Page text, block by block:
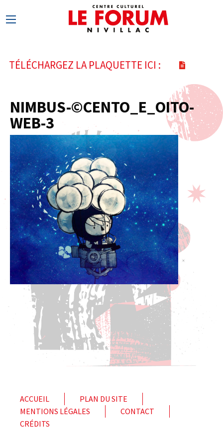
TÉLÉCHARGEZ LA PLAQUETTE ICI :
NIMBUS-©CENTO_E_OITO-
WEB-3
ACCUEIL
PLAN DU SITE
MENTIONS LÉGALES
CONTACT
CRÉDITS